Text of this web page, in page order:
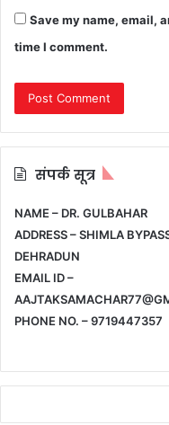
Save my name, email,
time I comment.
संपर्क सूत्र
NAME – DR. GULBAHAR
ADDRESS – SHIMLA
DEHRADUN
EMAIL ID –
PHONE NO. – 9719447357